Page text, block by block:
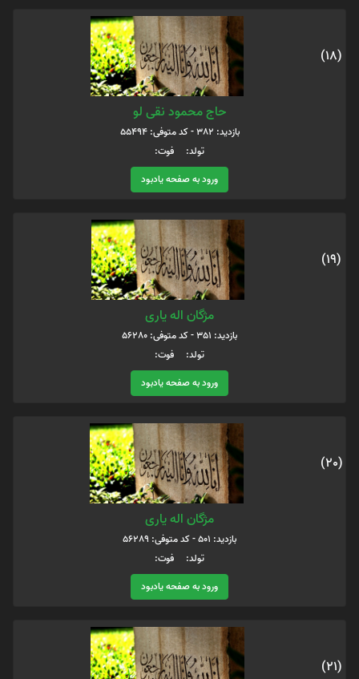
(18)
حاج محمود نقی لو
بازدید: 382 - کد متوفی: 55494
تولد: فوت:
ورود به صفحه یادبود
(19)
مژگان اله یاری
بازدید: 351 - کد متوفی: 56280
تولد: فوت:
ورود به صفحه یادبود
(20)
مژگان اله یاری
بازدید: 501 - کد متوفی: 56289
تولد: فوت:
ورود به صفحه یادبود
(21)